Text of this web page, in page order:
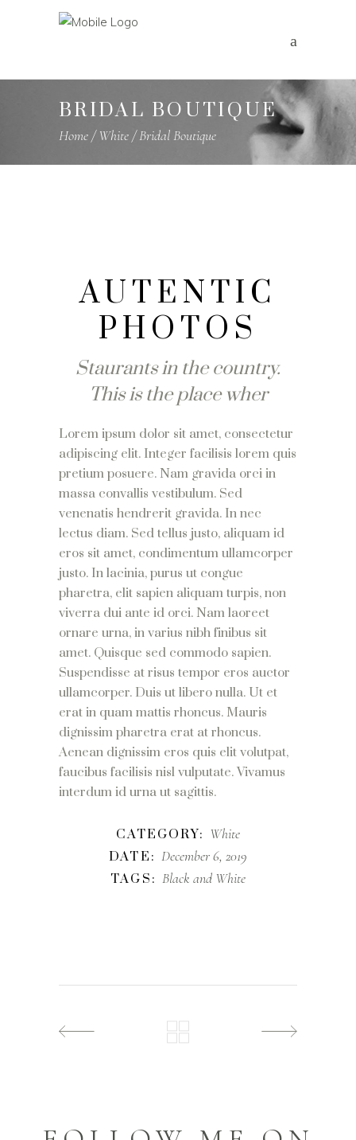
BRIDAL BOUTIQUE
Home/White/Bridal Boutique
AUTENTIC
PHOTOS
Staurants in the country.
This is the place wher
Lorem ipsum dolor sit amet, consectetur
adipiscing elit. Integer facilisis lorem quis
pretium posuere. Nam gravida orci in
massa convallis vestibulum. Sed
venenatis hendrerit gravida. In nec
lectus diam. Sed tellus justo, aliquam id
eros sit amet, condimentum ullamcorper
justo. In lacinia, purus ut congue
pharetra, elit sapien aliquam turpis, non
viverra dui ante id orci. Nam laoreet
ornare urna, in varius nibh finibus sit
amet. Quisque sed commodo sapien.
Suspendisse at risus tempor eros auctor
ullamcorper. Duis ut libero nulla. Ut et
erat in quam mattis rhoncus. Mauris
dignissim pharetra erat at rhoncus.
Aenean dignissim eros quis elit volutpat,
faucibus facilisis nisl vulputate. Vivamus
interdum id urna ut sagittis.
CATEGORY: White
DATE: December 6, 2019
TAGS: Black and White